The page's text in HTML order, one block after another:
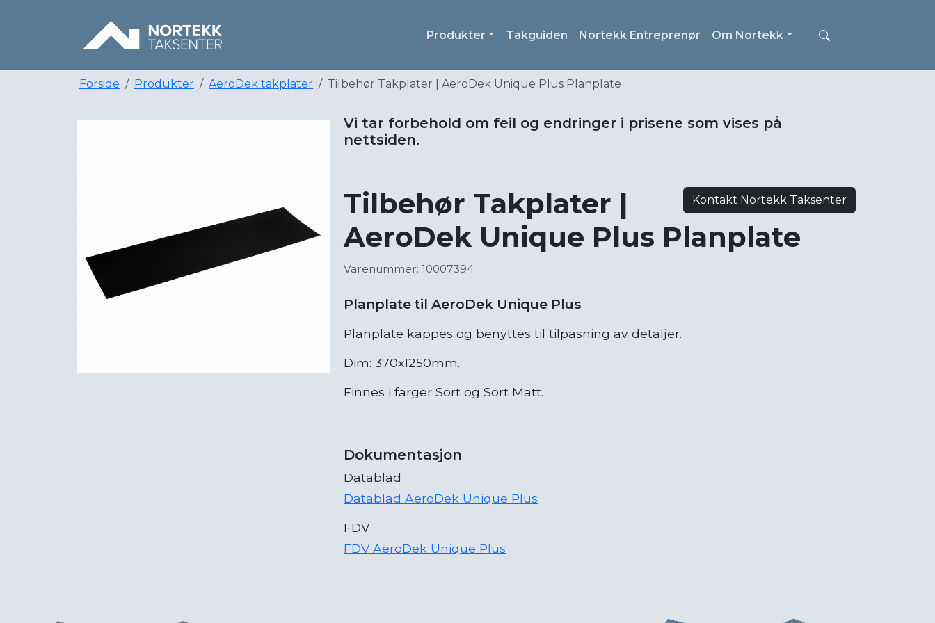
Produkter Takguiden Nortekk Entreprenør Om Nortekk
Forside Produkter AeroDek takplater Tilbehør Takplater | AeroDek Unique Plus Planplate
Vi tar forbehold om feil og endringer i prisene som vises på
nettsiden.
Kontakt Nortekk Taksenter
Tilbehør Takplater |
AeroDek Unique Plus Planplate
Varenummer: 10007394
Planplate til AeroDek Unique Plus
Planplate kappes og benyttes til tilpasning av detaljer.
Dim: 370x1250mm.
Finnes i farger Sort og Sort Matt.
Dokumentasjon
Datablad
Datablad AeroDek Unique Plus
FDV
FDV AeroDek Unique Plus